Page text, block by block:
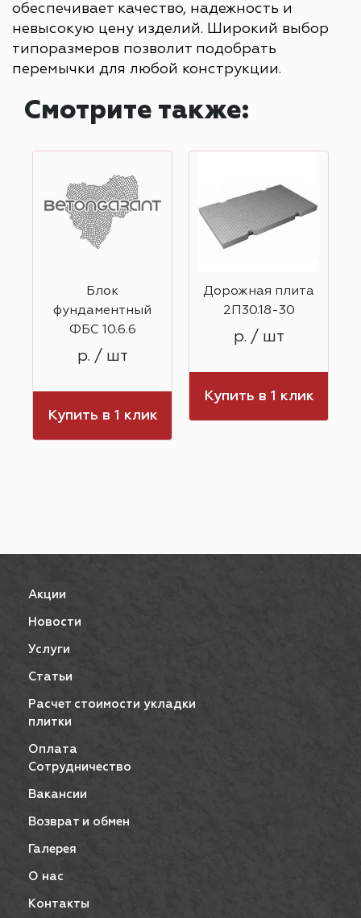
обеспечивает качество, надежность и
невысокую цену изделий. Широкий выбор
типоразмеров позволит подобрать
перемычки для любой конструкции.
Смотрите также:
Блок
фундаментный
ФБС 10.6.6
р. / шт
Купить в 1 клик
Дорожная плита
2П30.18-30
р. / шт
Купить в 1 клик
Акции
Новости
Услуги
Статьи
Расчет стоимости укладки
плитки
Оплата
Сотрудничество
Вакансии
Возврат и обмен
Галерея
О нас
Контакты